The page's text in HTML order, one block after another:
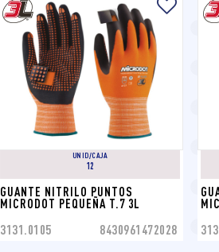
UNID/CAJA
12
GUANTE NITRILO PUNTOS
MICRODOT PEQUEÑA T.7 3L
3131.0105 8430961472028